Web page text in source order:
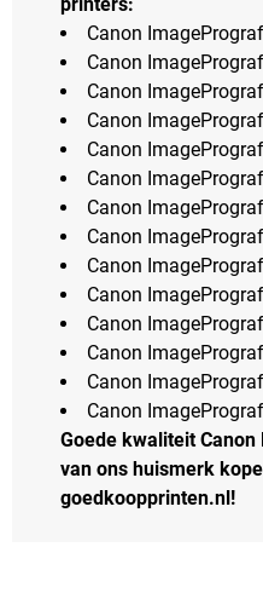
Canon
Canon
Canon
Canon
Canon
Canon
Canon
Canon
Canon
Canon
Canon
Canon
Canon
Canon
Goede kwaliteit
van ons huismerk
goedkoopprinten.nl!